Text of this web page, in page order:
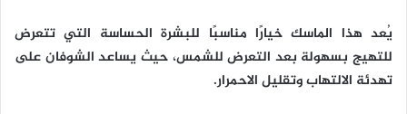
يُعد هذا الماسك خيارًا مناسبًا للبشرة الحساسة التي تتعرض
للتهيج بسهولة بعد التعرض للشمس، حيث يساعد الشوفان على
تهدئة الالتهاب وتقليل الاحمرار.